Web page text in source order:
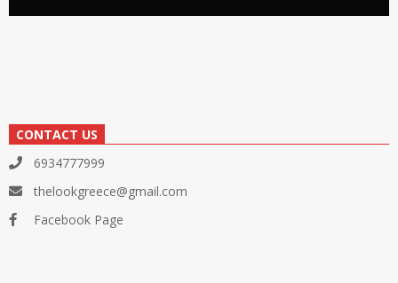
CONTACT US
6934777999
thelookgreece@gmail.com
Facebook Page